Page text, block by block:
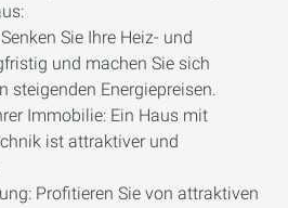
Senken Sie Ihre Heiz- und
und machen Sie sich
steigenden Energiepreisen.
Immobilie: Ein Haus mit
ist attraktiver und
Profitieren Sie von attraktiven